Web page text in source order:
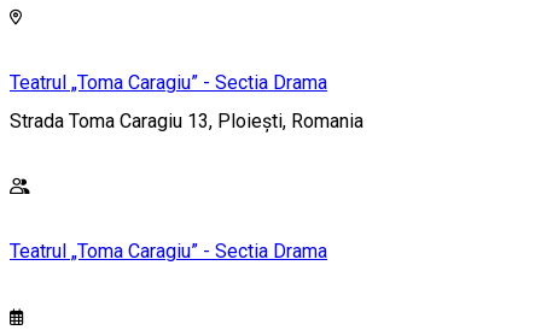
Teatrul „Toma Caragiu” - Sectia Drama
Strada Toma Caragiu 13, Ploiești, Romania
Teatrul „Toma Caragiu” - Sectia Drama